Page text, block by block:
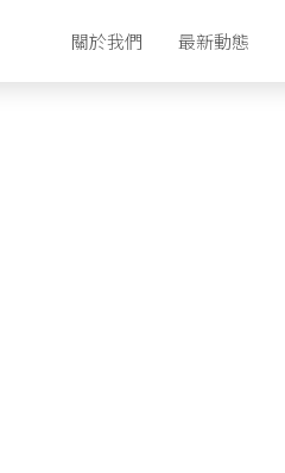
關於我們 最新動態